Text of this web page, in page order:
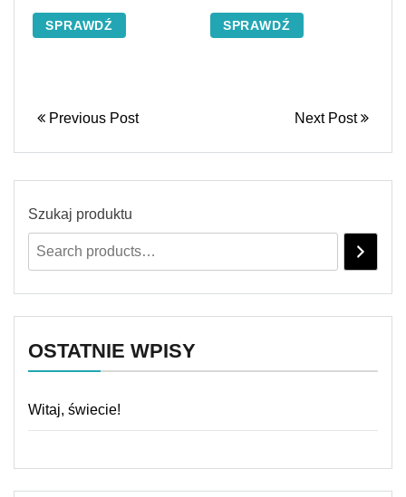
SPRAWDŹ SPRAWDŹ
Previous Post Next Post
Szukaj produktu
OSTATNIE WPISY
Witaj, świecie!